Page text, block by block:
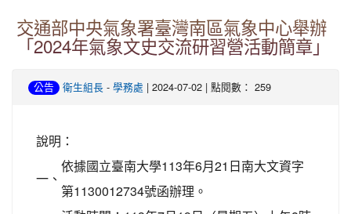
交通部中央氣象署臺灣南區氣象中心舉辦
「2024年氣象文史交流研習營活動簡章」
公告 衛生組長 - 學務處 | 2024-07-02 | 點閱數： 259
說明：
一、
依據國立臺南大學113年6月21日南大文資字
第1130012734號函辦理。